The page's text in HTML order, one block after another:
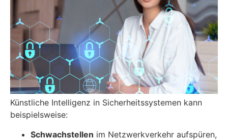
Künstliche Intelligenz in Sicherheitssystemen kann
beispielsweise:
Schwachstellen im Netzwerkverkehr aufspüren,